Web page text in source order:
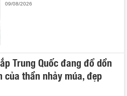
09/08/2026
Trung Quốc đang đổ dồn
thần nhảy múa, đẹp